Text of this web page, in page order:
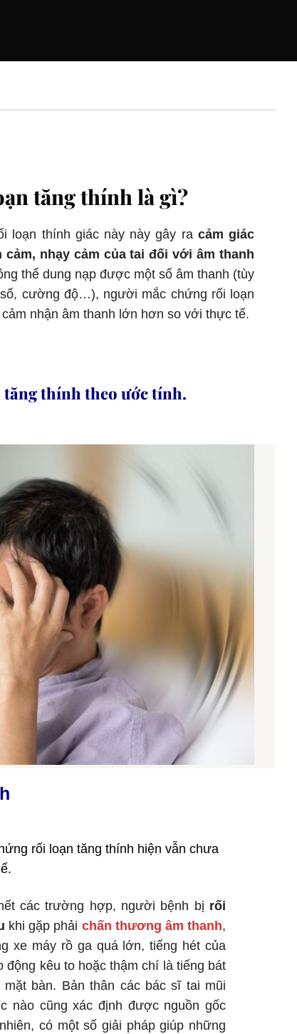
tăng thính là gì?
loạn thính giác này này gây ra cảm giác
cảm, nhạy cảm của tai đối với âm thanh
thể dung nạp được một số âm thanh (tùy
cường độ…), người mắc chứng rối loạn
nhận âm thanh lớn hơn so với thực tế.
tăng thính theo ước tính.
rối loạn tăng thính hiện vẫn chưa
các trường hợp, người bệnh bị rối
khi gặp phải chấn thương âm thanh,
xe máy rồ ga quá lớn, tiếng hét của
động kêu to hoặc thậm chí là tiếng bát
mặt bàn. Bản thân các bác sĩ tai mũi
nào cũng xác định được nguồn gốc
có một số giải pháp giúp những